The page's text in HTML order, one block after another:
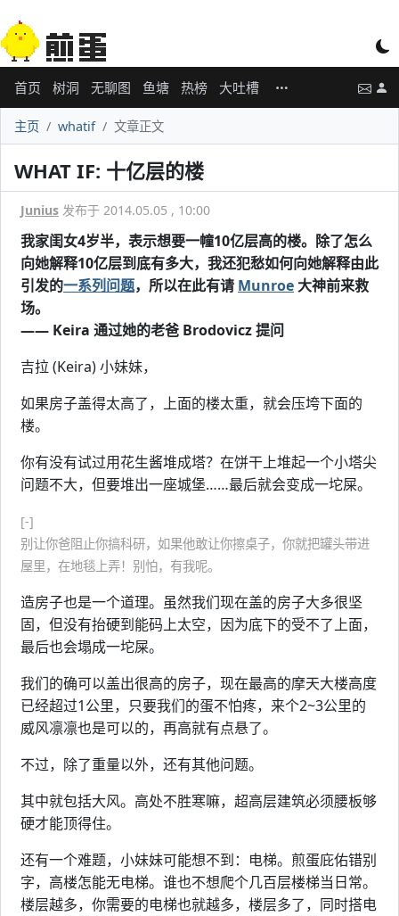
首页 树洞 无聊图 鱼塘 热榜 大吐槽
主页 whatif 文章正文
WHAT IF: 十亿层的楼
Junius 发布于 2014.05.05 , 10:00
我家闺女4岁半，表示想要一幢10亿层高的楼。除了怎么
向她解释10亿层到底有多大，我还犯愁如何向她解释由此
引发的一系列问题，所以在此有请 Munroe 大神前来救
场。
—— Keira 通过她的老爸 Brodovicz 提问
吉拉 (Keira) 小妹妹，
如果房子盖得太高了，上面的楼太重，就会压垮下面的
楼。
你有没有试过用花生酱堆成塔？在饼干上堆起一个小塔尖
问题不大，但要堆出一座城堡……最后就会变成一坨屎。
[-]
别让你爸阻止你搞科研，如果他敢让你擦桌子，你就把罐头带进
屋里，在地毯上弄！别怕，有我呢。
造房子也是一个道理。虽然我们现在盖的房子大多很坚
固，但没有抬硬到能码上太空，因为底下的受不了上面，
最后也会塌成一坨屎。
我们的确可以盖出很高的房子，现在最高的摩天大楼高度
已经超过1公里，只要我们的蛋不怕疼，来个2~3公里的
威风凛凛也是可以的，再高就有点悬了。
不过，除了重量以外，还有其他问题。
其中就包括大风。高处不胜寒嘛，超高层建筑必须腰板够
硬才能顶得住。
还有一个难题，小妹妹可能想不到：电梯。煎蛋庇佑错别
字，高楼怎能无电梯。谁也不想爬个几百层楼梯当日常。
楼层越多，你需要的电梯也就越多，楼层多了，同时搭电